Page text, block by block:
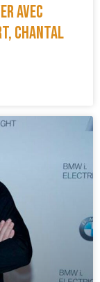
avec
Chantal